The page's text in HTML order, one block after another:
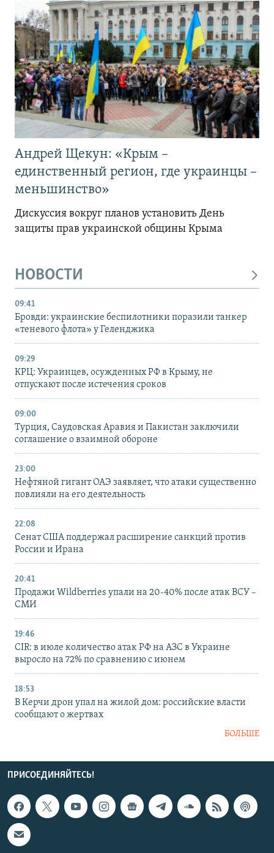
Андрей Щекун: «Крым –
единственный регион, где украинцы –
меньшинство»
Дискуссия вокруг планов установить День
защиты прав украинской общины Крыма
НОВОСТИ
09:41
Бровди: украинские беспилотники поразили танкер
«теневого флота» у Геленджика
09:29
КРЦ: Украинцев, осужденных РФ в Крыму, не
отпускают после истечения сроков
09:00
Турция, Саудовская Аравия и Пакистан заключили
соглашение о взаимной обороне
23:00
Нефтяной гигант ОАЭ заявляет, что атаки существенно
повлияли на его деятельность
22:08
Сенат США поддержал расширение санкций против
России и Ирана
20:41
Продажи Wildberries упали на 20-40% после атак ВСУ –
СМИ
19:46
CIR: в июле количество атак РФ на АЗС в Украине
выросло на 72% по сравнению с июнем
18:53
В Керчи дрон упал на жилой дом: российские власти
сообщают о жертвах
БОЛЬШЕ
ПРИСОЕДИНЯЙТЕСЬ!